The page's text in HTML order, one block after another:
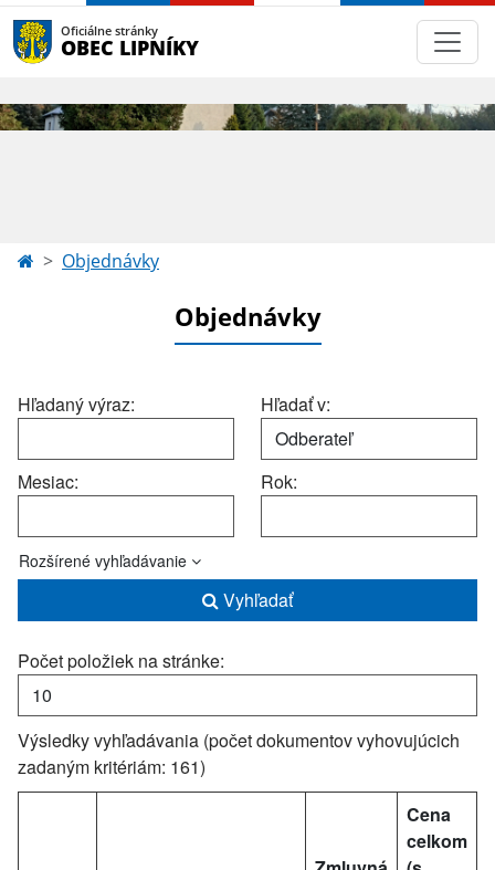
Oficiálne stránky
OBEC LIPNÍKY
Objednávky
Objednávky
Hľadaný výraz: Hľadať v:
Mesiac: Rok:
Rozšírené vyhľadávanie
Vyhľadať
Počet položiek na stránke:
Výsledky vyhľadávania (počet dokumentov vyhovujúcich
zadaným kritériám: 161)
Cena
celkom